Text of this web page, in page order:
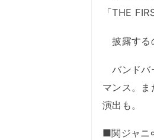
「THE
披露する
バンドバ
マンス。
演出も。
■関ジャニ